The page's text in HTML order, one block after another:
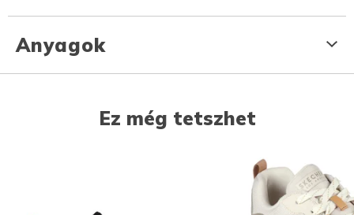
Anyagok
Ez még tetszhet